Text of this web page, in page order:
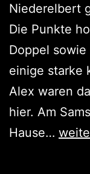
Niederelbert
Die Punkte
Doppel
einige starke
Alex waren
hier. Am
Hause… 5